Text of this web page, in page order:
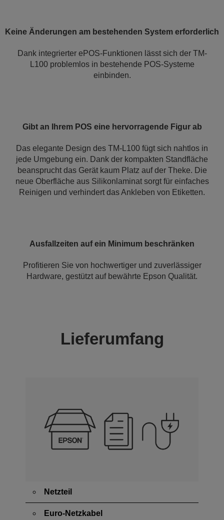
Keine Änderungen am bestehenden System erforderlich
Dank integrierter ePOS-Funktionen lässt sich der TM-
L100 problemlos in bestehende POS-Systeme
einbinden.
Gibt an Ihrem POS eine hervorragende Figur ab
Das elegante Design des TM-L100 fügt sich nahtlos in
jede Umgebung ein. Dank der kompakten Standfläche
beansprucht das Gerät kaum Platz auf der Theke. Die
neue Oberfläche aus Silikonlaminat sorgt für einfaches
Reinigen und verhindert das Ankleben von Etiketten.
Ausfallzeiten auf ein Minimum beschränken
Profitieren Sie von hochwertiger und zuverlässiger
Hardware, gestützt auf bewährte Epson Qualität.
Lieferumfang
Netzteil
Euro-Netzkabel